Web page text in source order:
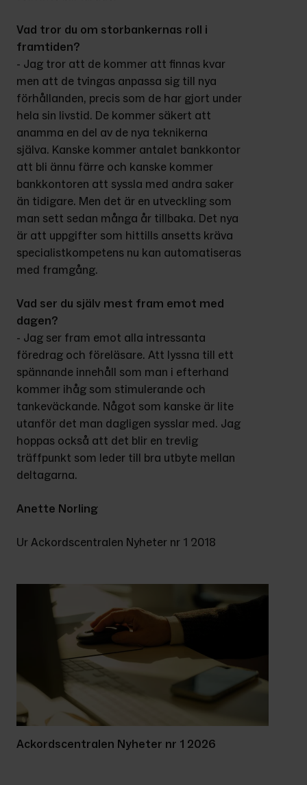
Vad tror du om storbankernas roll i
framtiden?
- Jag tror att de kommer att finnas kvar
men att de tvingas anpassa sig till nya
förhållanden, precis som de har gjort under
hela sin livstid. De kommer säkert att
anamma en del av de nya teknikerna
själva. Kanske kommer antalet bankkontor
att bli ännu färre och kanske kommer
bankkontoren att syssla med andra saker
än tidigare. Men det är en utveckling som
man sett sedan många år tillbaka. Det nya
är att uppgifter som hittills ansetts kräva
specialistkompetens nu kan automatiseras
med framgång.
Vad ser du själv mest fram emot med
dagen?
- Jag ser fram emot alla intressanta
föredrag och föreläsare. Att lyssna till ett
spännande innehåll som man i efterhand
kommer ihåg som stimulerande och
tankeväckande. Något som kanske är lite
utanför det man dagligen sysslar med. Jag
hoppas också att det blir en trevlig
träffpunkt som leder till bra utbyte mellan
deltagarna.
Anette Norling
Ur Ackordscentralen Nyheter nr 1 2018
Ackordscentralen Nyheter nr 1 2026